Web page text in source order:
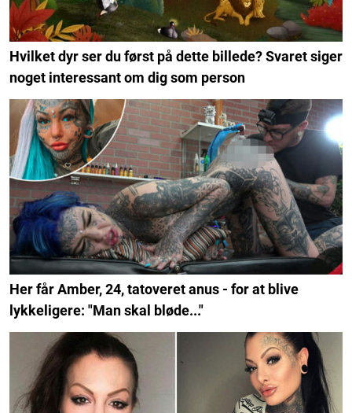
Hvilket dyr ser du først på dette billede? Svaret siger
noget interessant om dig som person
Her får Amber, 24, tatoveret anus - for at blive
lykkeligere: "Man skal bløde..."